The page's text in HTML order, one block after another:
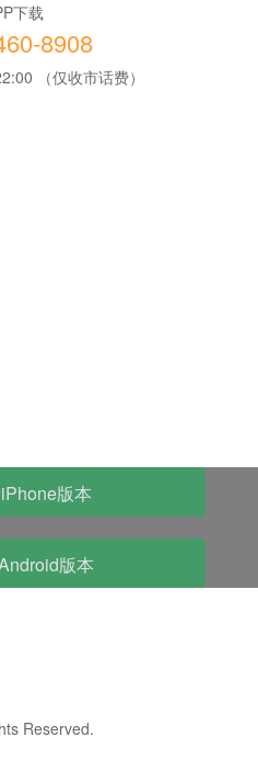
下载
8908
（仅收市话费）
版本
版本
Reserved.